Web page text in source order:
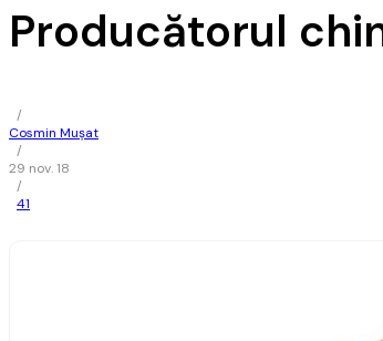
Producătorul
/
Cosmin Mușat
/
29 nov. 18
/
41